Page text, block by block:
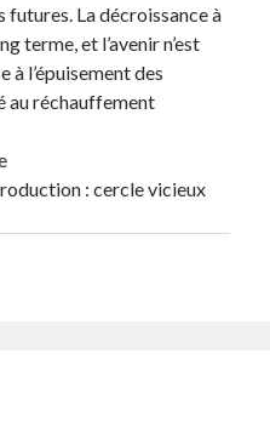
La décroissance à
terme, et l’avenir n’est
à l’épuisement des
au réchauffement
: cercle vicieux